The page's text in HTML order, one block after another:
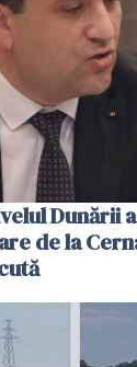
Dunării
de la